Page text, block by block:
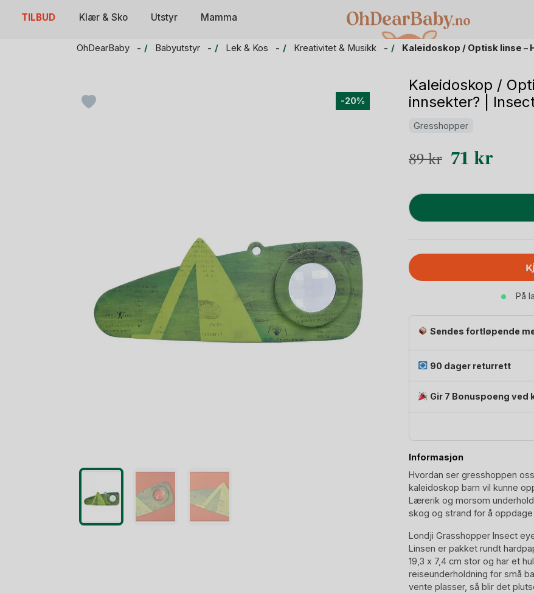
TILBUD Klær & Sko Utstyr Mamma
OhDearBaby Babyutstyr Lek & Kos Kreativitet & Musikk Kaleidoskop / Optisk linse –
-20%
Kaleidoskop /
innsekter? |
Gresshopper
89kr Opprinnelig
var:
89 kr.
71 kr
er:
71 kr.
Kaleidoskop
/
-
Hvordan
|
Insect
antall
På
Sendes fortløpende
90 dager returrett
Gir 7 Bonuspoeng ved
Informasjon
Hvordan ser gresshoppen
kaleidoskop barn vil kunne
Lærerik og morsom
skog og strand for å
Londji Grasshopper Insect
Linsen er pakket rundt
19,3 x 7,4 cm stor og har et
reiseunderholdning for små
vente plasser, så blir det